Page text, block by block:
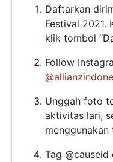
Daftarkan
Festival 2021.
klik tombol
Follow
Unggah foto
aktivitas lari,
Tag